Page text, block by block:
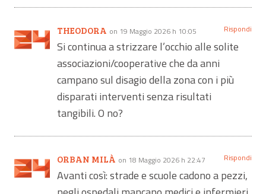
THEODORA on 19 Maggio 2026 h 10:05 Rispondi
Si continua a strizzare l’occhio alle solite
associazioni/cooperative che da anni
campano sul disagio della zona con i più
disparati interventi senza risultati
tangibili. O no?
ORBAN MILÀ on 18 Maggio 2026 h 22:47 Rispondi
Avanti così: strade e scuole cadono a pezzi,